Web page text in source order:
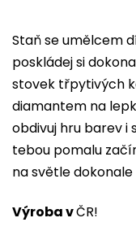
Staň se umělcem
poskládej si
stovek třpytivých
diamantem na
obdivuj hru barev i
tebou pomalu
na světle
Výroba vČR!
je
0,0
z
5
hvězdiček.